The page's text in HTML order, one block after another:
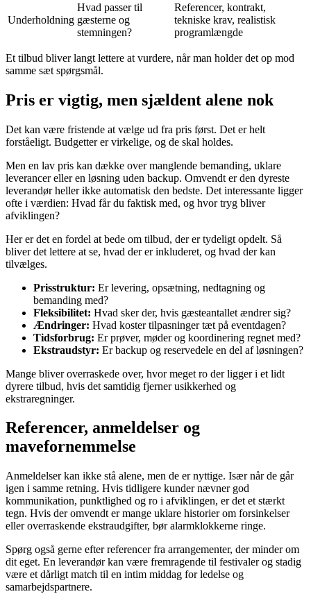
Underholdning
Hvad passer til
gæsterne og
stemningen?
Referencer, kontrakt,
tekniske krav, realistisk
programlængde
Et tilbud bliver langt lettere at vurdere, når man holder det op mod
samme sæt spørgsmål.
Pris er vigtig, men sjældent alene nok
Det kan være fristende at vælge ud fra pris først. Det er helt
forståeligt. Budgetter er virkelige, og de skal holdes.
Men en lav pris kan dække over manglende bemanding, uklare
leverancer eller en løsning uden backup. Omvendt er den dyreste
leverandør heller ikke automatisk den bedste. Det interessante ligger
ofte i værdien: Hvad får du faktisk med, og hvor tryg bliver
afviklingen?
Her er det en fordel at bede om tilbud, der er tydeligt opdelt. Så
bliver det lettere at se, hvad der er inkluderet, og hvad der kan
tilvælges.
Prisstruktur: Er levering, opsætning, nedtagning og
bemanding med?
Fleksibilitet: Hvad sker der, hvis gæsteantallet ændrer sig?
Ændringer: Hvad koster tilpasninger tæt på eventdagen?
Tidsforbrug: Er prøver, møder og koordinering regnet med?
Ekstraudstyr: Er backup og reservedele en del af løsningen?
Mange bliver overraskede over, hvor meget ro der ligger i et lidt
dyrere tilbud, hvis det samtidig fjerner usikkerhed og
ekstraregninger.
Referencer, anmeldelser og
mavefornemmelse
Anmeldelser kan ikke stå alene, men de er nyttige. Især når de går
igen i samme retning. Hvis tidligere kunder nævner god
kommunikation, punktlighed og ro i afviklingen, er det et stærkt
tegn. Hvis der omvendt er mange uklare historier om forsinkelser
eller overraskende ekstraudgifter, bør alarmklokkerne ringe.
Spørg også gerne efter referencer fra arrangementer, der minder om
dit eget. En leverandør kan være fremragende til festivaler og stadig
være et dårligt match til en intim middag for ledelse og
samarbejdspartnere.